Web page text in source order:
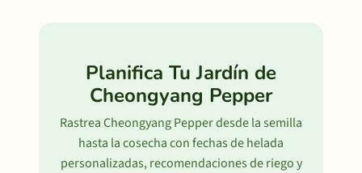
Planifica Tu Jardín de
Cheongyang Pepper
Rastrea Cheongyang Pepper desde la semilla
hasta la cosecha con fechas de helada
personalizadas, recomendaciones de riego y